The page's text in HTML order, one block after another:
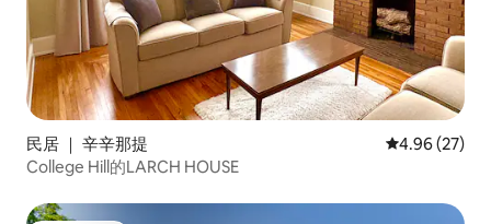
民居 ｜ 辛辛那提 平均评分
4.96 (27)
College Hill的LARCH HOUSE